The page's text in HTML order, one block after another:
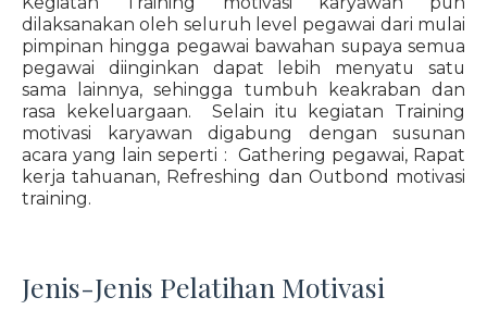
dilaksanakan oleh seluruh level pegawai dari mulai
pimpinan hingga pegawai bawahan supaya semua
pegawai diinginkan dapat lebih menyatu satu
sama lainnya, sehingga tumbuh keakraban dan
rasa kekeluargaan. Selain itu kegiatan Training
motivasi karyawan digabung dengan susunan
acara yang lain seperti : Gathering pegawai, Rapat
kerja tahuanan, Refreshing dan Outbond motivasi
training.
Jenis-Jenis Pelatihan Motivasi